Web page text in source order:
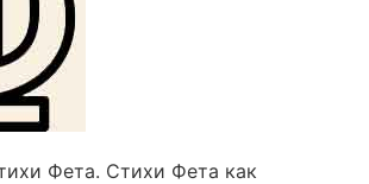
Фета. Стихи Фета как